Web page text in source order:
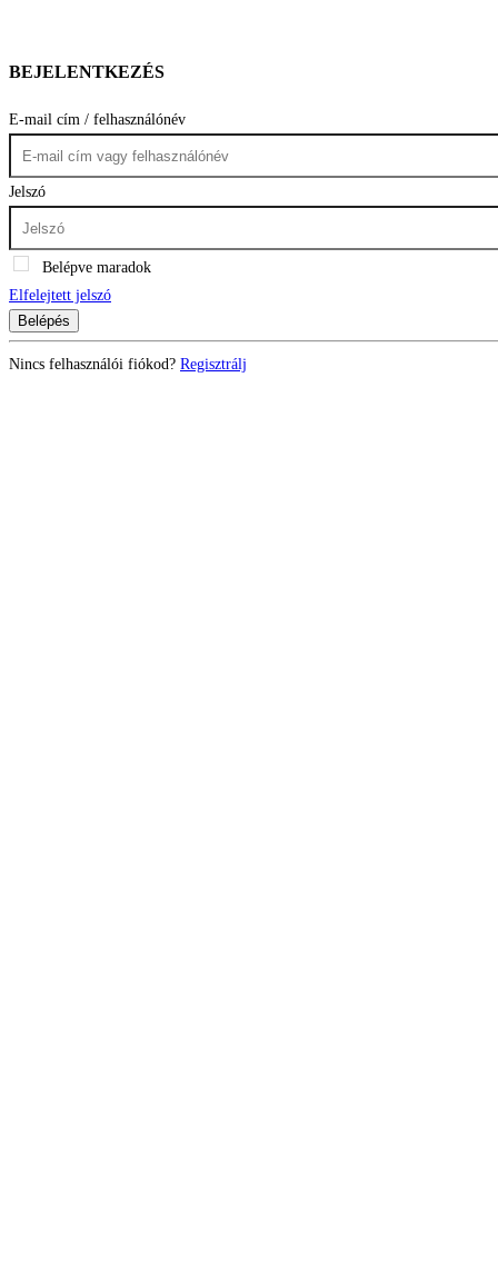
BEJELENTKEZÉS
E-mail cím / felhasználónév
Jelszó
Belépve maradok
Elfelejtett jelszó
Belépés
Nincs felhasználói fiókod? Regisztrálj